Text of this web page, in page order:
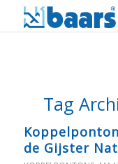
Tag
de Gijster